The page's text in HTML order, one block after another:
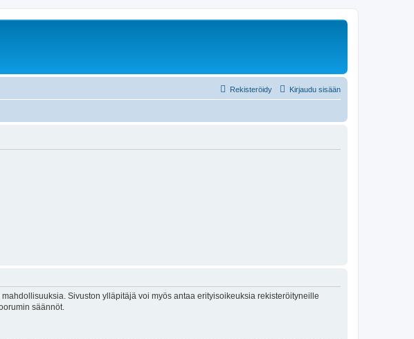
Kirjaudu sisään
Rekisteröidy
Sivuston ylläpitäjä voi myös antaa erityisoikeuksia rekisteröityneille
säännöt.